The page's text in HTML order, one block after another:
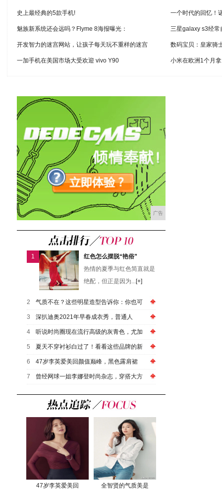
史上最经典的5款手机! 一个时代的回忆！
魅族新系统还会远吗？Flyme 8海报曝光： 三星galaxy s3经
开发智力的迷宫网站，让孩子每天玩不重样的迷宫 数码宝贝：皇家骑
一加手机在美国市场大受欢迎 vivo Y90 小米在欧洲1个月
广告
1
红色怎么摆脱“艳俗”
热情的夏季与红色简直就是
绝配，但正是因为...[+]
2 气质不在？这些明星造型告诉你：你也可
3 深扒迪奥2021年早春成衣秀，普通人
4 听说时尚圈现在流行高级的灰青色，尤加
5 夏天不穿衬衫白过了！看看这些品牌的新
6 47岁李英爱美回颜值巅峰，黑色露肩裙
7 曾经网球一姐李娜登时尚杂志，穿搭大方
47岁李英爱美回 全智贤的气质美是